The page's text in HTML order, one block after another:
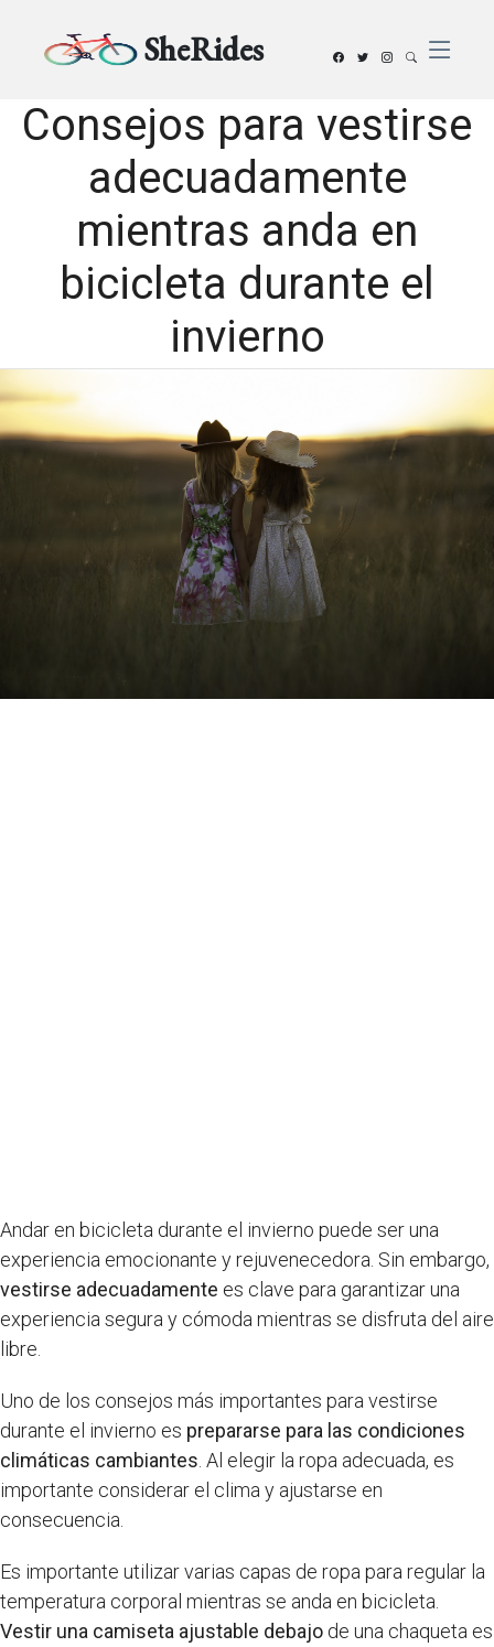
SheRides
Consejos para vestirse
adecuadamente
mientras anda en
bicicleta durante el
invierno
Andar en bicicleta durante el invierno puede ser una
experiencia emocionante y rejuvenecedora. Sin embargo,
vestirse adecuadamente es clave para garantizar una
experiencia segura y cómoda mientras se disfruta del aire
libre.
Uno de los consejos más importantes para vestirse
durante el invierno es prepararse para las condiciones
climáticas cambiantes . Al elegir la ropa adecuada, es
importante considerar el clima y ajustarse en
consecuencia.
Es importante utilizar varias capas de ropa para regular la
temperatura corporal mientras se anda en bicicleta.
Vestir una camiseta ajustable debajo de una chaqueta es